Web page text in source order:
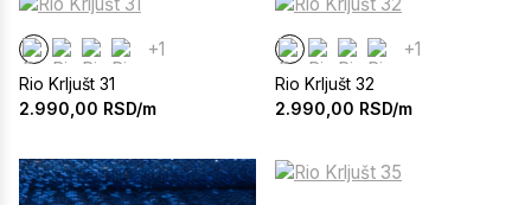
+1
Rio Krljušt 31
2.990,00 RSD/m
+1
Rio Krljušt 32
2.990,00 RSD/m